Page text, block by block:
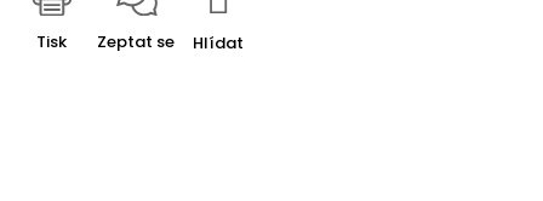
Tisk Zeptat se Hlídat